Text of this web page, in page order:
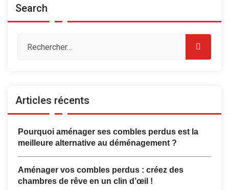
Search
Articles récents
Pourquoi aménager ses combles perdus est la
meilleure alternative au déménagement ?
Aménager vos combles perdus : créez des
chambres de rêve en un clin d’œil !